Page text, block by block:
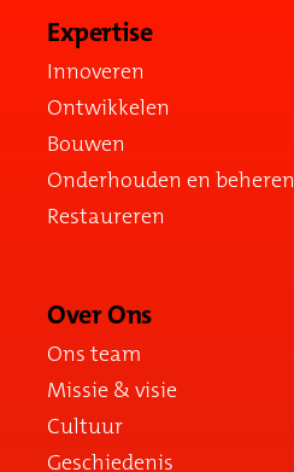
Expertise
Innoveren
Ontwikkelen
Bouwen
Onderhouden en beheren
Restaureren
Over Ons
Ons team
Missie & visie
Cultuur
Geschiedenis